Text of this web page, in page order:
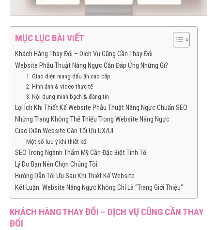
MỤC LỤC BÀI VIẾT
Khách Hàng Thay Đổi – Dịch Vụ Cũng Cần Thay Đổi
Website Phẫu Thuật Nâng Ngực Cần Đáp Ứng Những Gì?
1. Giao diện mang dấu ấn cao cấp
2. Hình ảnh & video thực tế
3. Nội dung minh bạch & đáng tin
Lợi Ích Khi Thiết Kế Website Phẫu Thuật Nâng Ngực Chuẩn SEO
Những Trang Không Thể Thiếu Trong Website Nâng Ngực
Giao Diện Website Cần Tối Ưu UX/UI
Một số lưu ý khi thiết kế:
SEO Trong Ngành Thẩm Mỹ Cần Đặc Biệt Tinh Tế
Lý Do Bạn Nên Chọn Chúng Tôi
Hướng Dẫn Tối Ưu Sau Khi Thiết Kế Website
Kết Luận: Website Nâng Ngực Không Chỉ Là “Trang Giới Thiệu”
KHÁCH HÀNG THAY ĐỔI – DỊCH VỤ CŨNG CẦN THAY
ĐỔI